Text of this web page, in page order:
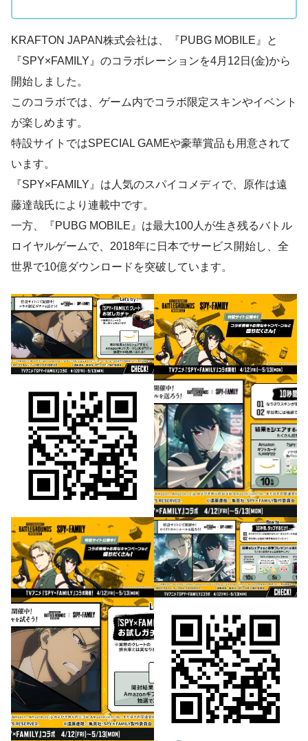
KRAFTON JAPAN株式会社は、『PUBG MOBILE』と
『SPY×FAMILY』のコラボレーションを4月12日(金)から
開始しました。
このコラボでは、ゲーム内でコラボ限定スキンやイベント
が楽しめます。
特設サイトではSPECIAL GAMEや豪華賞品も用意されて
います。
『SPY×FAMILY』は人気のスパイコメディで、原作は遠
藤達哉氏により連載中です。
一方、『PUBG MOBILE』は最大100人が生き残るバトル
ロイヤルゲームで、2018年に日本でサービス開始し、全
世界で10億ダウンロードを突破しています。